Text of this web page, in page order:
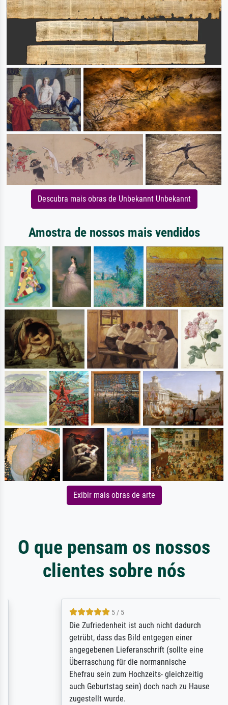
Descubra mais obras de Unbekannt Unbekannt
Amostra de nossos mais vendidos
Exibir mais obras de arte
O que pensam os nossos
clientes sobre nós
5 / 5
Die Zufriedenheit ist auch nicht dadurch
getrübt, dass das Bild entgegen einer
angegebenen Lieferanschrift (sollte eine
Überraschung für die normannische
Ehefrau sein zum Hochzeits- gleichzeitig
auch Geburtstag sein) doch nach zu Hause
zugestellt wurde.